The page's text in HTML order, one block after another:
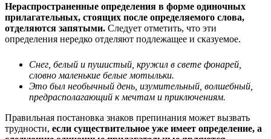
Нераспространенные определения в форме одиночных
прилагательных, стоящих после определяемого слова,
отделяются запятыми. Следует отметить, что эти
определения нередко отделяют подлежащее и сказуемое.
Снег, белый и пушистый, кружил в свете фонарей,
словно маленькие белые мотыльки.
Это был необычный день, изумительный, волшебный,
предрасполагающий к мечтам и приключениям.
Правильная постановка знаков препинания может вызвать
трудности, если существительное уже имеет определение, а